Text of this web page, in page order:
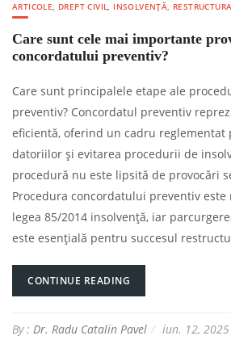
ARTICOLE, DREPT CIVIL, INSOLVENȚĂ,
Care sunt cele mai importante
concordatului preventiv?
Care sunt principalele etape ale
preventiv? Concordatul preventiv
eficientă, oferind un cadru
datoriilor și evitarea procedurii de
procedură nu este lipsită de provocări
Procedura concordatului preventiv este
legea 85/2014 insolvență, iar
este esențială pentru succesul
CONTINUE READING
By : Dr. Radu Catalin Pavel iun. 12, 2025